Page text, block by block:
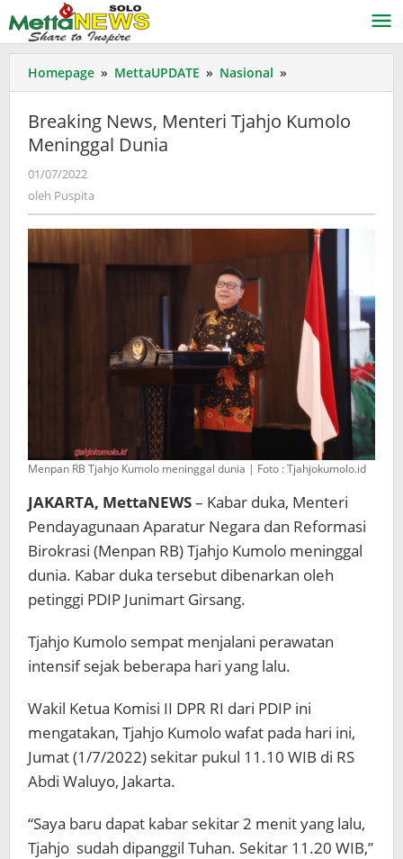
ke
konten
Homepage » MettaUPDATE » Nasional »
News,
Tjahjo
Breaking News, Menteri Tjahjo Kumolo
Meninggal Dunia
01/07/2022
oleh Puspita
Menpan RB Tjahjo Kumolo meninggal dunia | Foto : Tjahjokumolo.id
JAKARTA, MettaNEWS– Kabar duka, Menteri
Pendayagunaan Aparatur Negara dan Reformasi
Birokrasi (Menpan RB) Tjahjo Kumolo meninggal
dunia. Kabar duka tersebut dibenarkan oleh
petinggi PDIP Junimart Girsang.
Tjahjo Kumolo sempat menjalani perawatan
intensif sejak beberapa hari yang lalu.
Wakil Ketua Komisi II DPR RI dari PDIP ini
mengatakan, Tjahjo Kumolo wafat pada hari ini,
Jumat (1/7/2022) sekitar pukul 11.10 WIB di RS
Abdi Waluyo, Jakarta.
“Saya baru dapat kabar sekitar 2 menit yang lalu,
Tjahjo sudah dipanggil Tuhan. Sekitar 11.20 WIB,”